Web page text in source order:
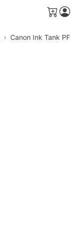
Giỏ
Canon Ink Tank